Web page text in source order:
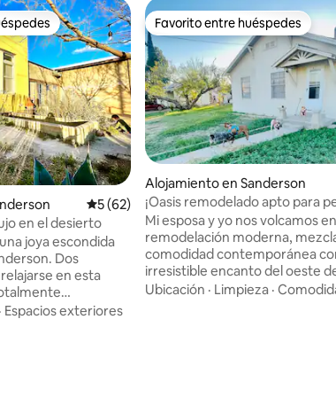
reseñas
preferido
Calificación promedio: 5 de 5, 62 reseñas
5 (62)
en el desierto
joya escondida
Dos
en esta
La suite está a
· Espacios exteriores
Favorito entre huéspedes
Favorito entre huéspedes
Alojamiento en Sanderson
¡Oasis remodelado apto para
TX!
Mi esposa y yo nos volcamos
remodelación moderna,
comodidad contemporánea
irresistible encanto del oeste
para una escapada
Ubicación · Limpieza ·